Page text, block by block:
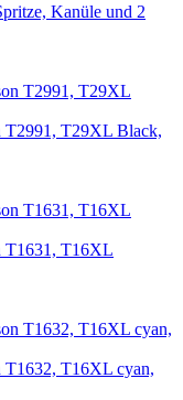
Kanüle und 2
T2991, T29XL Black,
T1631, T16XL
T16XL cyan,